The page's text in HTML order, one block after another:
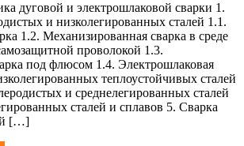
дуговой и электрошлаковой сварки 1.
и низколегированных сталей 1.1.
1.2. Механизированная сварка в среде
проволокой 1.3.
под флюсом 1.4. Электрошлаковая
теплоустойчивых сталей
и среднелегированных сталей
сталей и сплавов 5. Сварка
[…]